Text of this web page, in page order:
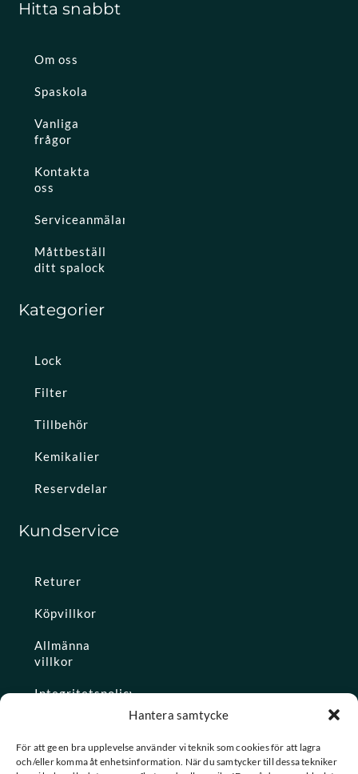
Hantera samtycke
För att ge en bra upplevelse använder vi teknik som cookies för att lagra
och/eller komma åt enhetsinformation. När du samtycker till dessa tekniker
Hitta snabbt
Om oss
Spaskola
Vanliga
frågor
Kontakta
oss
Serviceanmälan
Måttbeställ
ditt spalock
Kategorier
Lock
Filter
Tillbehör
Kemikalier
Reservdelar
Kundservice
Returer
Köpvillkor
Allmänna
villkor
Integritetspolicy
Konto